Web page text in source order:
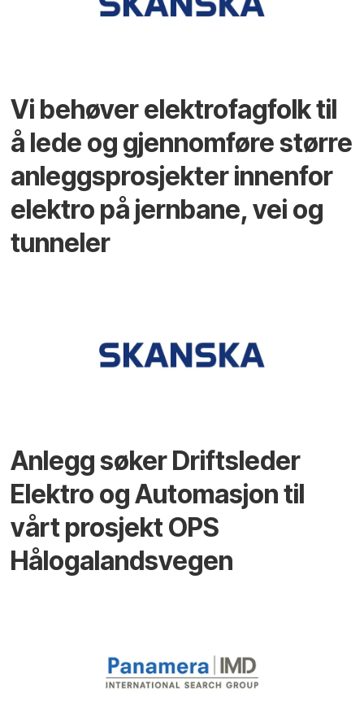
Vi behøver elektrofagfolk til
å lede og gjennomføre større
anleggsprosjekter innenfor
elektro på jernbane, vei og
tunneler
Anlegg søker Driftsleder
Elektro og Automasjon til
vårt prosjekt OPS
Hålogalandsvegen